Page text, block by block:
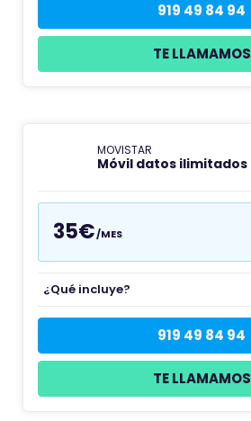
919 49 84 94
TE LLAMAMOS
MOVISTAR
Móvil datos ilimitados
35€/MES
¿Qué incluye?
919 49 84 94
TE LLAMAMOS